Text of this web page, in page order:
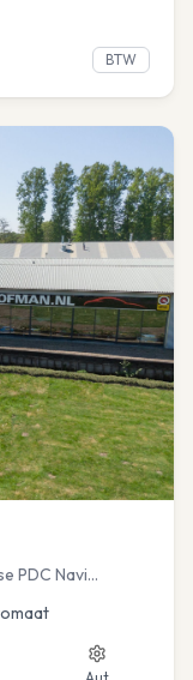
BTW
PDC Navi